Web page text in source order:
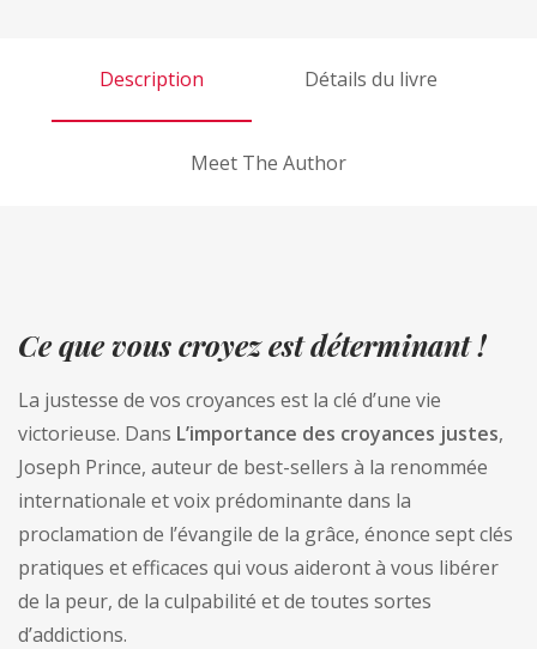
Description Détails du livre
Meet The Author
Ce que vous croyez est déterminant !
La justesse de vos croyances est la clé d’une vie
victorieuse. Dans L’importance des croyances justes,
Joseph Prince, auteur de best-sellers à la renommée
internationale et voix prédominante dans la
proclamation de l’évangile de la grâce, énonce sept clés
pratiques et efficaces qui vous aideront à vous libérer
de la peur, de la culpabilité et de toutes sortes
d’addictions.